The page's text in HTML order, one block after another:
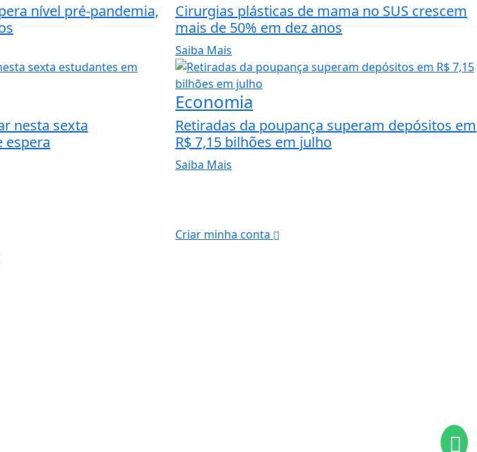
nível pré-pandemia,
Cirurgias plásticas de mama no SUS crescem
mais de 50% em dez anos
Saiba Mais
nesta sexta
espera
Economia
Retiradas da poupança superam depósitos em
R$ 7,15 bilhões em julho
Saiba Mais
Criar minha conta
continuar o acesso, entendemos que você